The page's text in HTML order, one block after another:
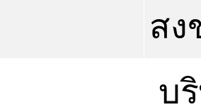
สง
บ